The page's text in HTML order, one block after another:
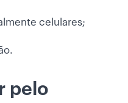
celulares;
pelo